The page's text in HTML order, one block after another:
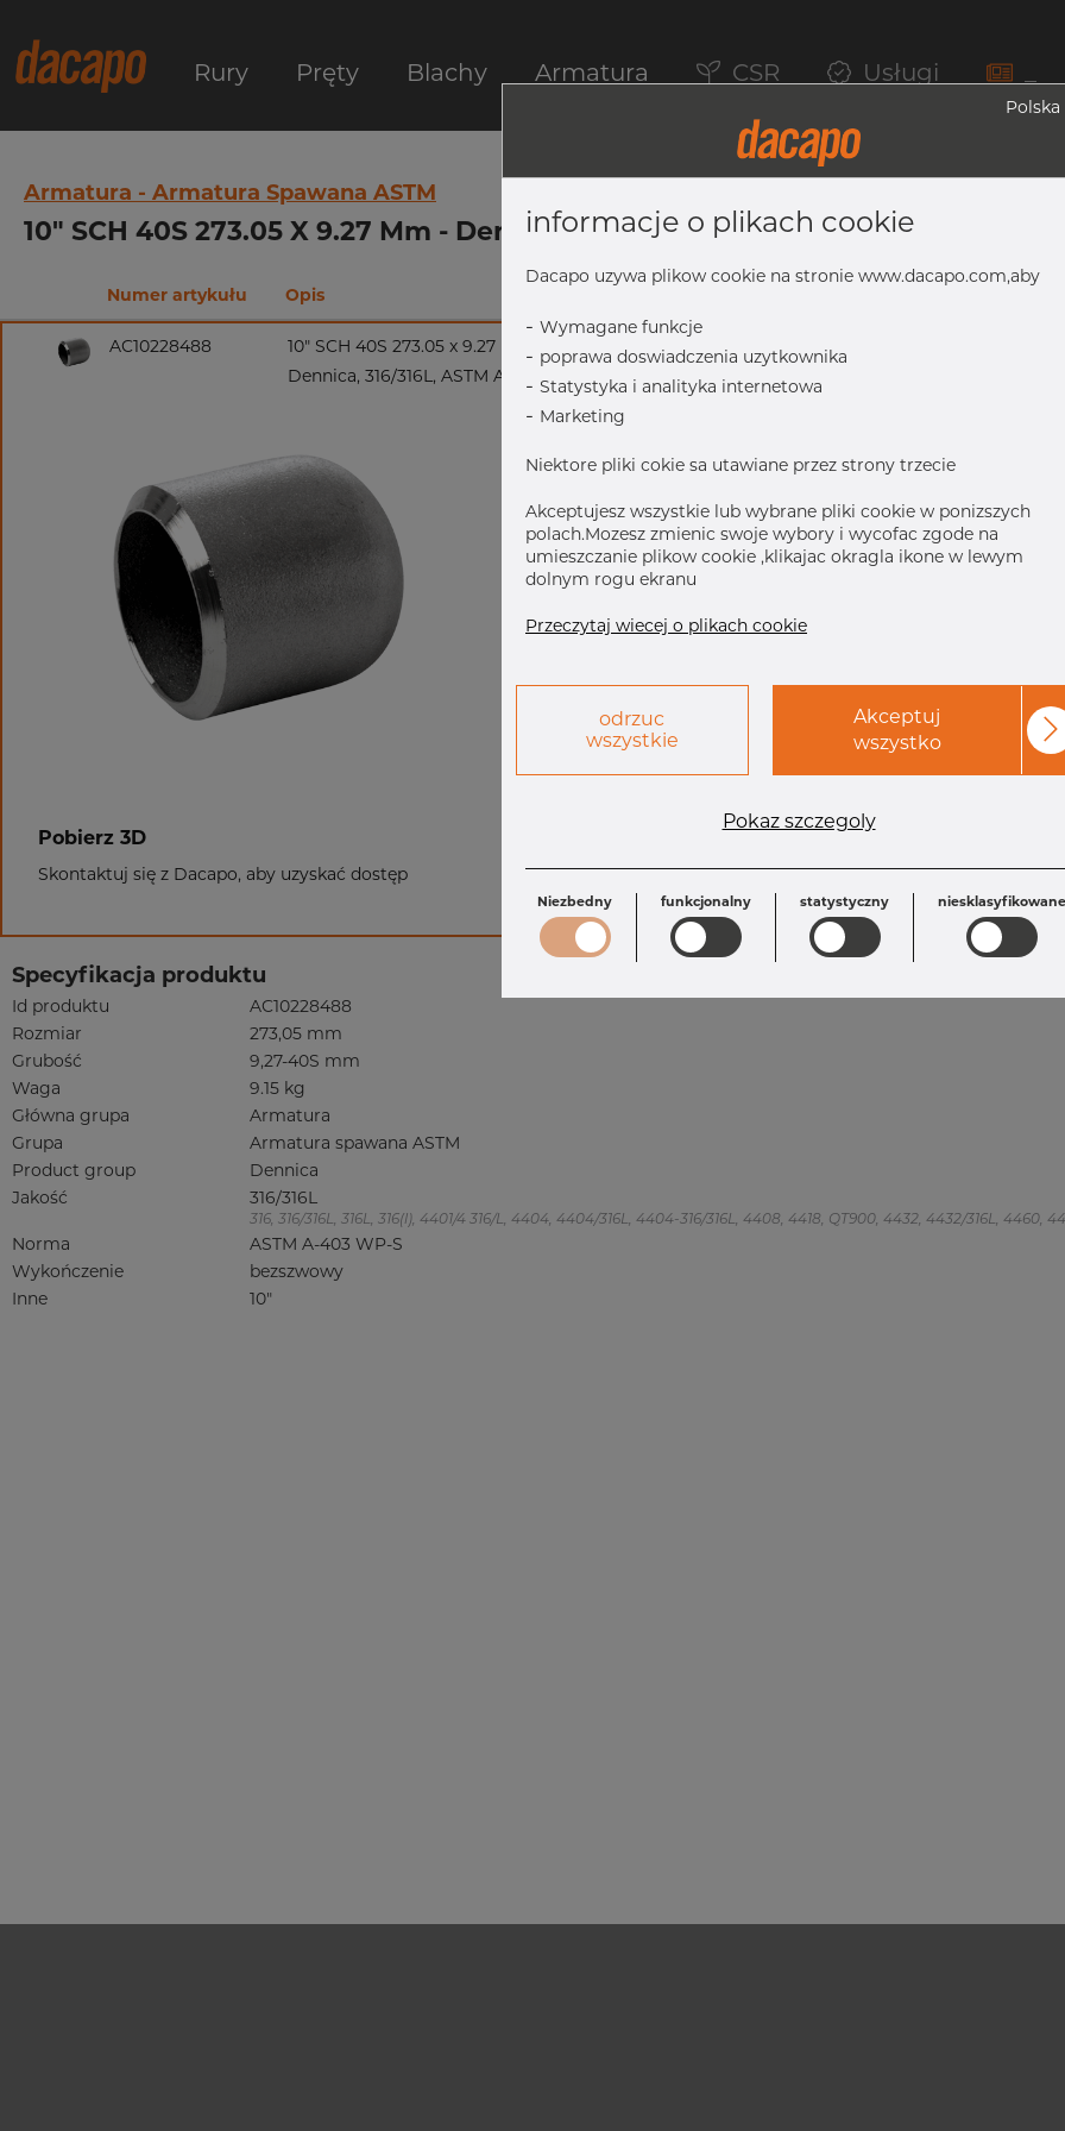
Rury Pręty Blachy Armatura CSR Usługi
Armatura - Armatura Spawana ASTM
10" SCH 40S 273.05 X 9.27 Mm - Dennica, 316/316L, ASTM A-403 WP-S, 10",
Numer artykułu Opis
AC10228488
10" SCH 40S 273.05 x 9.27 mm
Dennica, 316/316L, ASTM A-403 WP-S, 10", bezszwowy
Pobierz 3D
Skontaktuj się z Dacapo, aby uzyskać dostęp
T: 9.27 mm
Specyfikacja produktu
Id produktu
AC10228488
Rozmiar
273,05 mm
Grubość
9,27-40S mm
Waga
9.15 kg
Główna grupa
Armatura
Grupa
Armatura spawana ASTM
Product group
Dennica
Jakość
316/316L
316, 316/316L, 316L, 316(l), 4401/4 316/L, 4404, 4404/316L, 4404-316/316L, 4408, 4418, QT900, 4432, 4432/316L, 4460,
Norma
ASTM A-403 WP-S
Wykończenie
bezszwowy
Inne
10"
Polska
informacje o plikach cookie
Dacapo uzywa plikow cookie na stronie www.dacapo.com,aby
- Wymagane funkcje
- poprawa doswiadczenia uzytkownika
- Statystyka i analityka internetowa
- Marketing
Niektore pliki cokie sa utawiane przez strony trzecie
Akceptujesz wszystkie lub wybrane pliki cookie w ponizszych
polach.Mozesz zmienic swoje wybory i wycofac zgode na
umieszczanie plikow cookie ,klikajac okragla ikone w lewym
dolnym rogu ekranu
Przeczytaj wiecej o plikach cookie
odrzuc
wszystkie
Akceptuj
wszystko
Pokaz szczegoly
Niezbedny funkcjonalny statystyczny niesklasyfikowane